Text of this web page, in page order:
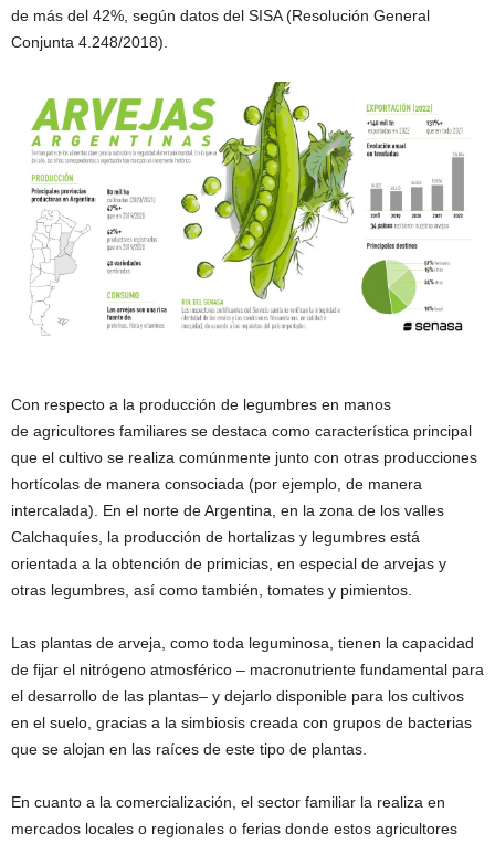
de más del 42%, según datos del SISA (Resolución General
Conjunta 4.248/2018).
Con respecto a la producción de legumbres en manos
de agricultores familiares se destaca como característica principal
que el cultivo se realiza comúnmente junto con otras producciones
hortícolas de manera consociada (por ejemplo, de manera
intercalada). En el norte de Argentina, en la zona de los valles
Calchaquíes, la producción de hortalizas y legumbres está
orientada a la obtención de primicias, en especial de arvejas y
otras legumbres, así como también, tomates y pimientos.
Las plantas de arveja, como toda leguminosa, tienen la capacidad
de fijar el nitrógeno atmosférico – macronutriente fundamental para
el desarrollo de las plantas– y dejarlo disponible para los cultivos
en el suelo, gracias a la simbiosis creada con grupos de bacterias
que se alojan en las raíces de este tipo de plantas.
En cuanto a la comercialización, el sector familiar la realiza en
mercados locales o regionales o ferias donde estos agricultores